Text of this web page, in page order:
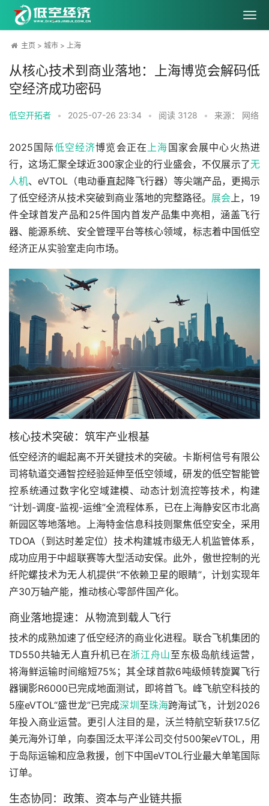
主页 > 城市 > 上海
从核心技术到商业落地：上海博览会解码低
空经济成功密码
低空开拓者 • 2025-07-26 23:34 • 阅读 3128 • 来源： 网络
2025国际低空经济博览会正在上海 国家会展中心火热进
行，这场汇聚全球近300家企业的行业盛会，不仅展示了无
人机、eVTOL（电动垂直起降飞行器）等尖端产品，更揭示
了低空经济从技术突破到商业落地的完整路径。 展会上，19
件全球首发产品和25件国内首发产品集中亮相，涵盖飞行
器、能源系统、安全管理平台等核心领域，标志着中国低空
经济正从实验室走向市场。
核心技术突破：筑牢产业根基
低空经济的崛起离不开关键技术的突破。卡斯柯信号有限公
司将轨道交通智控经验延伸至低空领域，研发的低空智能管
控系统通过数字化空域建模、动态计划流控等技术，构建
“计划-调度-监视-运维”全流程体系，已在上海静安区市北高
新园区等地落地。上海特金信息科技则聚焦低空安全，采用
TDOA（到达时差定位）技术构建城市级无人机监管体系，
成功应用于中超联赛等大型活动安保。此外，傲世控制的光
纤陀螺技术为无人机提供“不依赖卫星的眼睛”，计划实现年
产30万轴产能，推动核心零部件国产化。
商业落地提速：从物流到载人飞行
技术的成熟加速了低空经济的商业化进程。联合飞机集团的
TD550共轴无人直升机已在浙江舟山至东极岛航线运营，
将海鲜运输时间缩短75%；其全球首款6吨级倾转旋翼飞行
器镧影R6000已完成地面测试，即将首飞。峰飞航空科技的
5座eVTOL“盛世龙”已完成深圳 至珠海跨海试飞，计划2026
年投入商业运营。更引人注目的是，沃兰特航空斩获17.5亿
美元海外订单，向泰国泛太平洋公司交付500架eVTOL，用
于岛际运输和应急救援，创下中国eVTOL行业最大单笔国际
订单。
生态协同：政策、资本与产业链共振